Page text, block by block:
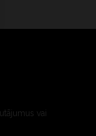
vai